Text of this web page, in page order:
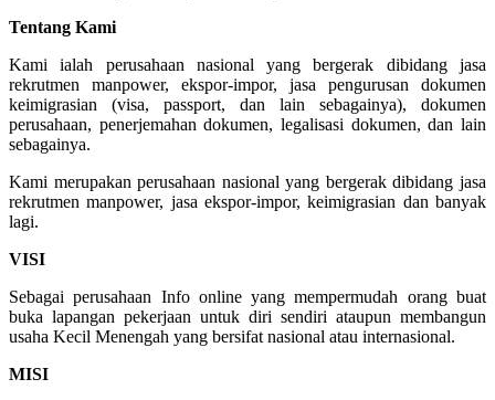
Tentang Kami
Kami ialah perusahaan nasional yang bergerak dibidang jasa
rekrutmen manpower, ekspor-impor, jasa pengurusan dokumen
keimigrasian (visa, passport, dan lain sebagainya), dokumen
perusahaan, penerjemahan dokumen, legalisasi dokumen, dan lain
sebagainya.
Kami merupakan perusahaan nasional yang bergerak dibidang jasa
rekrutmen manpower, jasa ekspor-impor, keimigrasian dan banyak
lagi.
VISI
Sebagai perusahaan Info online yang mempermudah orang buat
buka lapangan pekerjaan untuk diri sendiri ataupun membangun
usaha Kecil Menengah yang bersifat nasional atau internasional.
MISI